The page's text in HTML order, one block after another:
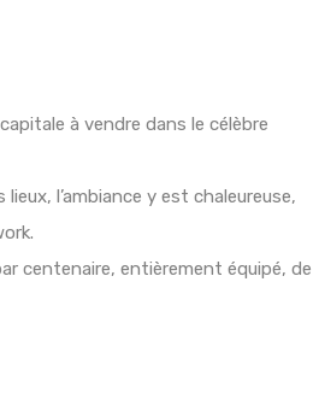
à vendre dans le célèbre
l’ambiance y est chaleureuse,
centenaire, entièrement équipé, de